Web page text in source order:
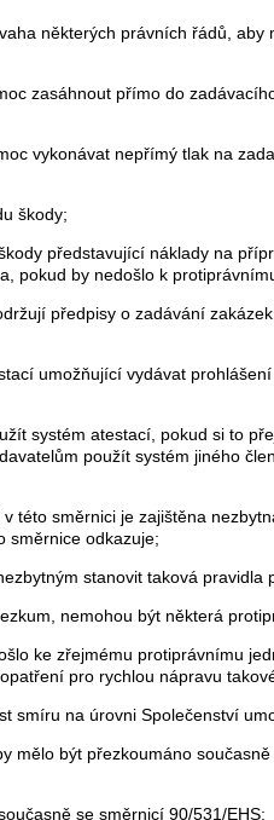
některých právních řádů,
zasáhnout přímo do
vykonávat nepřímý tlak na
škody;
představující náklady na
pokud by nedošlo k
předpisy o zadávání
umožňující vydávat
systém atestací, pokud si to
použít systém jiného
této směrnici je zajištěna
směrnice odkazuje;
stanovit taková
nemohou být některá
ke zřejmému protiprávnímu
pro rychlou nápravu
smíru na úrovni Společenství
mělo být přezkoumáno
se směrnicí 90/531/EHS;